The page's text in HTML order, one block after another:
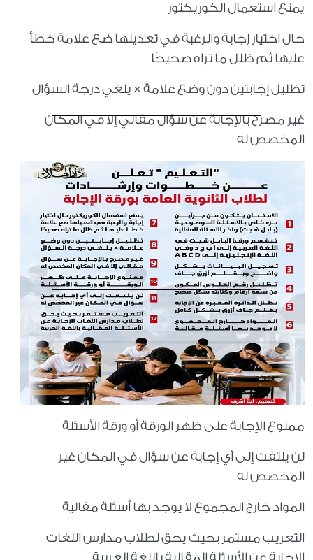
يمنع استعمال الكوريكتور
حال اختيار إجابة والرغبة في تعديلها ضع علامة خطأ
عليها ثم ظلل ما تراه صحيحًا
تظليل إجابتين دون وضع علامة × يلغي درجة السؤال
غير مصرح بالإجابة عن سؤال مقالي إلا في المكان
المخصص له
ممنوع الإجابة على ظهر الورقة أو ورقة الأسئلة
لن يلتفت إلى أي إجابة عن سؤال في المكان غير
المخصص له
المواد خارج المجموع لا يوجد بها أسئلة مقالية
التعريب مستمر بحيث يحق لطلاب مدارس اللغات